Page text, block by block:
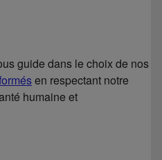
guide dans le choix de nos
en respectant notre
humaine et